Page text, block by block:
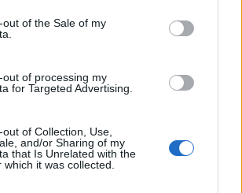
out of the Sale of my
out of processing my
for Targeted Advertising.
of Collection, Use,
and/or Sharing of my
that Is Unrelated with the
it was collected.
lo que desees sobre Fernando
con tu amor'